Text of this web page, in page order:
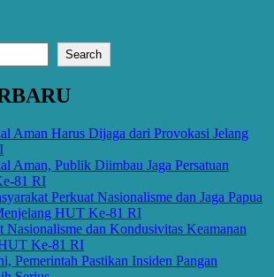
Search
Aman Harus Dijaga dari Provokasi Jelang
Aman, Publik Diimbau Jaga Persatuan
81 RI
Perkuat Nasionalisme dan Jaga Papua
HUT Ke-81 RI
Nasionalisme dan Kondusivitas Keamanan
Ke-81 RI
Pemerintah Pastikan Insiden Pangan